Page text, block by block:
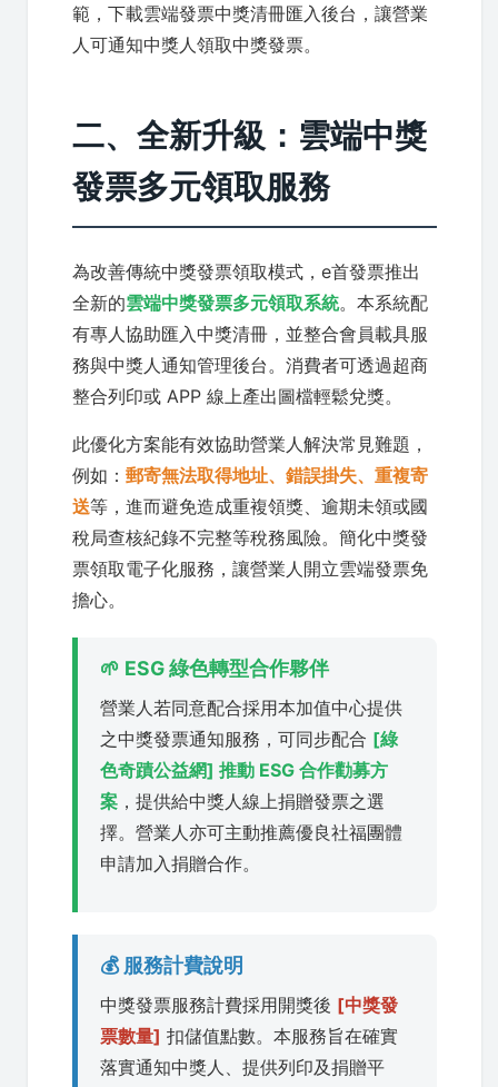
範，下載雲端發票中獎清冊匯入後台，讓營業
人可通知中獎人領取中獎發票。
二、全新升級：雲端中獎
發票多元領取服務
為改善傳統中獎發票領取模式，e首發票推出
全新的雲端中獎發票多元領取系統。本系統配
有專人協助匯入中獎清冊，並整合會員載具服
務與中獎人通知管理後台。消費者可透過超商
整合列印或 APP 線上產出圖檔輕鬆兌獎。
此優化方案能有效協助營業人解決常見難題，
例如： 郵寄無法取得地址、錯誤掛失、重複寄
送等，進而避免造成重複領獎、逾期未領或國
稅局查核紀錄不完整等稅務風險。簡化中獎發
票領取電子化服務，讓營業人開立雲端發票免
擔心。
🌱 ESG 綠色轉型合作夥伴
營業人若同意配合採用本加值中心提供
之中獎發票通知服務，可同步配合 [綠
色奇蹟公益網] 推動 ESG 合作勸募方
案 ，提供給中獎人線上捐贈發票之選
擇。營業人亦可主動推薦優良社福團體
申請加入捐贈合作。
💰 服務計費說明
中獎發票服務計費採用開獎後 [中獎發
票數量] 扣儲值點數。本服務旨在確實
落實通知中獎人、提供列印及捐贈平